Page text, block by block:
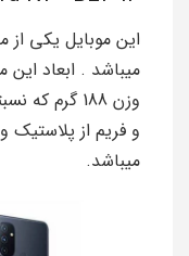
این موبایل یکی
وزن 188
و فریم از
میباشد.